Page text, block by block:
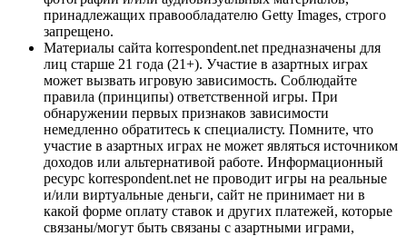
принадлежащих правообладателю Getty Images, строго
запрещено.
Материалы сайта korrespondent.net предназначены для
лиц старше 21 года (21+). Участие в азартных играх
может вызвать игровую зависимость. Соблюдайте
правила (принципы) ответственной игры. При
обнаружении первых признаков зависимости
немедленно обратитесь к специалисту. Помните, что
участие в азартных играх не может являться источником
доходов или альтернативой работе. Информационный
ресурс korrespondent.net не проводит игры на реальные
и/или виртуальные деньги, сайт не принимает ни в
какой форме оплату ставок и других платежей, которые
связаны/могут быть связаны с азартными играми,